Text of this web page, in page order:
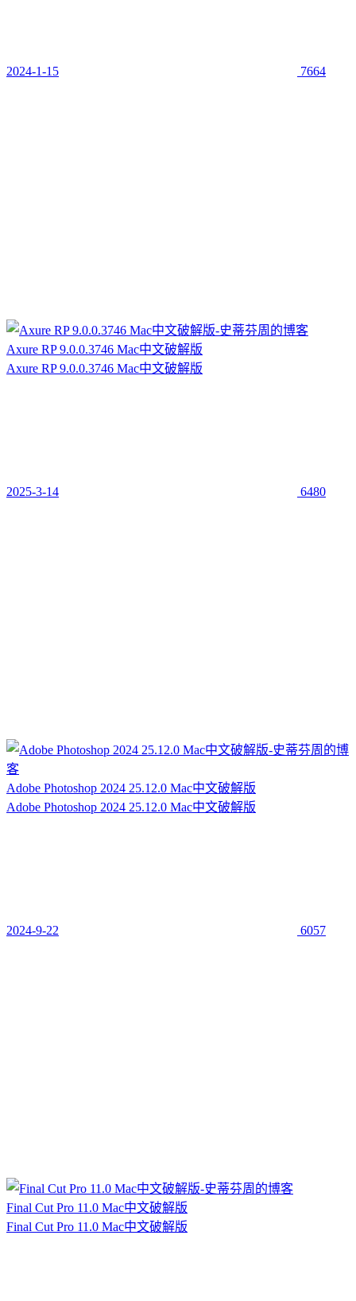
2024-1-15 7664
Axure RP 9.0.0.3746 Mac中文破解版
Axure RP 9.0.0.3746 Mac中文破解版
2025-3-14 6480
Adobe Photoshop 2024 25.12.0 Mac中文破解版
Adobe Photoshop 2024 25.12.0 Mac中文破解版
2024-9-22 6057
Final Cut Pro 11.0 Mac中文破解版
Final Cut Pro 11.0 Mac中文破解版